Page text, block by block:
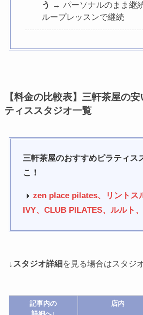
う → パーソナルのまま継
ループレッスンで継続
【料金の比較表】三軒茶屋の
ティススタジオ一覧
三軒茶屋のおすすめピラティス
こ！
zen place pilates、リントス
IVY、CLUB PILATES、ルルト
↓スタジオ詳細を見る場合はスタジ
記事内の
店内